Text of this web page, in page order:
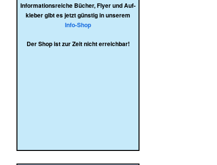
Infor­ma­ti­ons­rei­che Bücher, Flyer und Auf­
kle­ber gibt es jetzt güns­tig in unserem
Info-Shop
Der Shop ist zur Zeit nicht erreichbar!